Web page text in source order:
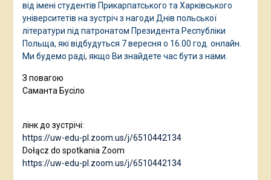
від імені студентів Прикарпатського та Харківського
університетів на зустріч з нагоди Днів польської
літератури під патронатом Президента Республіки
Польща, які відбудуться 7 вересня о 16.00 год. онлайн.
Ми будемо раді, якщо Ви знайдете час бути з нами.
З повагою
Саманта Бусіло
лінк до зустрічі:
https://uw-edu-pl.zoom.us/j/6510442134
Dołącz do spotkania Zoom
https://uw-edu-pl.zoom.us/j/6510442134